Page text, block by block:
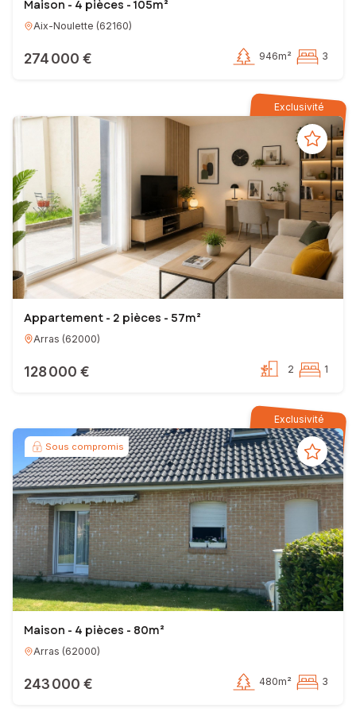
Maison - 4 pièces - 105m²
Aix-Noulette (62160)
274 000 € 946m² 3
Exclusivité
Appartement - 2 pièces - 57m²
Arras (62000)
128 000 € 2 1
Exclusivité
Sous compromis
Maison - 4 pièces - 80m²
Arras (62000)
243 000 € 480m² 3